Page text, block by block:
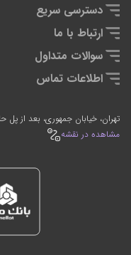
دسترسی سریع
هدفون دی جی
دی جی کنترلر
تجهیزان اجرای زنده
تجهیزات استودیویی
ارتباط با ما
تماس با ما
سوالات متداول
سوالات متداول
اطلاعات تماس
021-66764054
7 روز هفته، 24 ساعته پاسخگوی شما هستیم
تهران، خیابان جمهوری، بعد از پل
مشاهده در نقشه